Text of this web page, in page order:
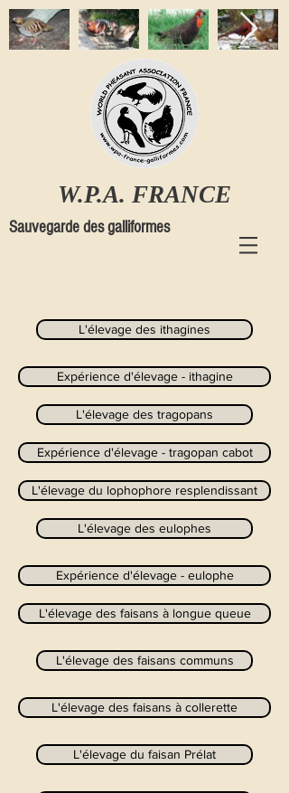
W.P.A. FRANCE
Sauvegarde des galliformes
L'élevage des ithagines
Expérience d'élevage - ithagine
L'élevage des tragopans
Expérience d'élevage - tragopan cabot
L'élevage du lophophore resplendissant
L'élevage des eulophes
Expérience d'élevage - eulophe
L'élevage des faisans à longue queue
L'élevage des faisans communs
L'élevage des faisans à collerette
L'élevage du faisan Prélat